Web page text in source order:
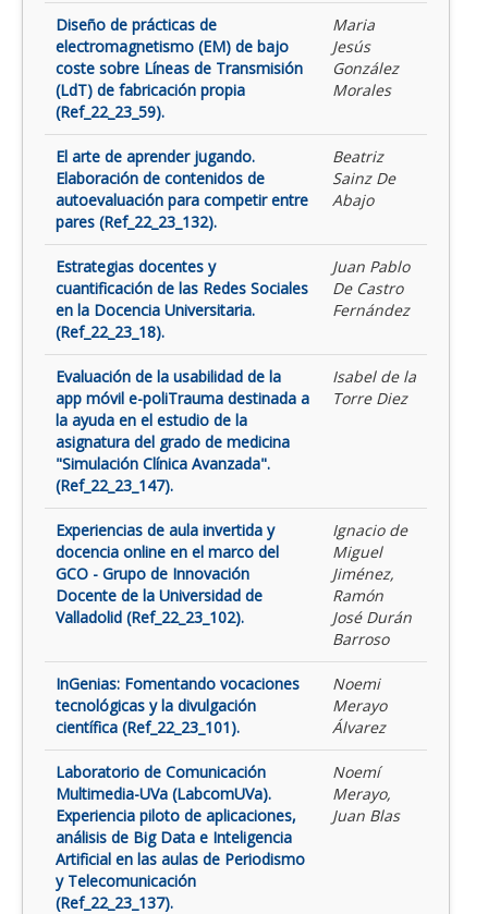
Diseño de prácticas de
electromagnetismo (EM) de bajo
coste sobre Líneas de Transmisión
(LdT) de fabricación propia
(Ref_22_23_59).
Maria
Jesús
González
Morales
El arte de aprender jugando.
Elaboración de contenidos de
autoevaluación para competir entre
pares (Ref_22_23_132).
Beatriz
Sainz De
Abajo
Estrategias docentes y
cuantificación de las Redes Sociales
en la Docencia Universitaria.
(Ref_22_23_18).
Juan Pablo
De Castro
Fernández
Evaluación de la usabilidad de la
app móvil e-poliTrauma destinada a
la ayuda en el estudio de la
asignatura del grado de medicina
"Simulación Clínica Avanzada".
(Ref_22_23_147).
Isabel de la
Torre Diez
Experiencias de aula invertida y
docencia online en el marco del
GCO - Grupo de Innovación
Docente de la Universidad de
Valladolid (Ref_22_23_102).
Ignacio de
Miguel
Jiménez,
Ramón
José Durán
Barroso
InGenias: Fomentando vocaciones
tecnológicas y la divulgación
científica (Ref_22_23_101).
Noemi
Merayo
Álvarez
Laboratorio de Comunicación
Multimedia-UVa (LabcomUVa).
Experiencia piloto de aplicaciones,
análisis de Big Data e Inteligencia
Artificial en las aulas de Periodismo
y Telecomunicación
(Ref_22_23_137).
Noemí
Merayo,
Juan Blas